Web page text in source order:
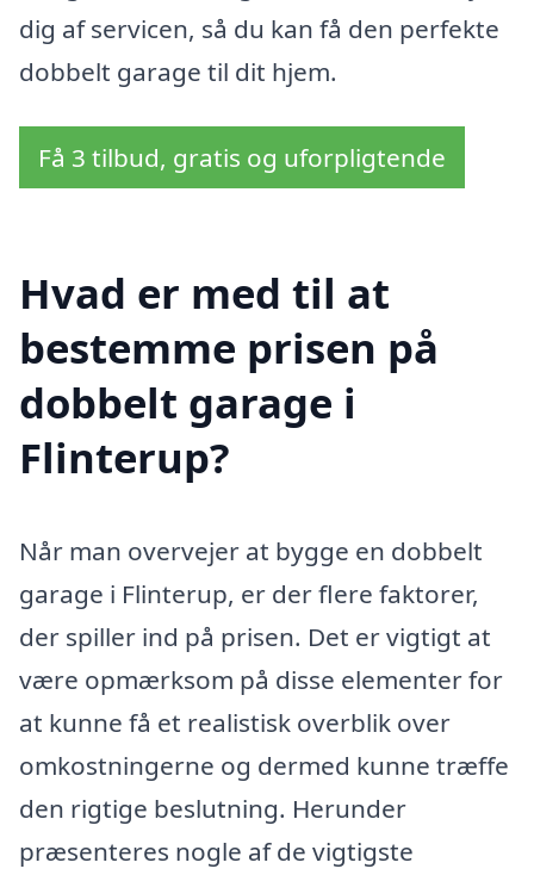
dig af servicen, så du kan få den perfekte
dobbelt garage til dit hjem.
Få 3 tilbud, gratis og uforpligtende
Hvad er med til at
bestemme prisen på
dobbelt garage i
Flinterup?
Når man overvejer at bygge en dobbelt
garage i Flinterup, er der flere faktorer,
der spiller ind på prisen. Det er vigtigt at
være opmærksom på disse elementer for
at kunne få et realistisk overblik over
omkostningerne og dermed kunne træffe
den rigtige beslutning. Herunder
præsenteres nogle af de vigtigste